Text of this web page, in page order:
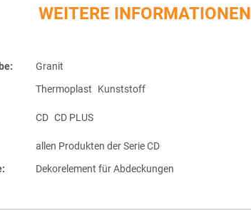
WEITERE INFORMATIONEN
Granit
Thermoplast Kunststoff
CD CD PLUS
allen Produkten der Serie CD
Dekorelement für Abdeckungen